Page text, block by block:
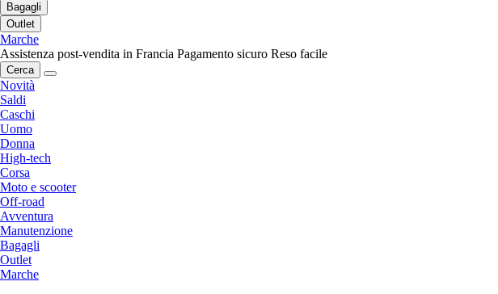
Bagagli
Outlet
Marche
Assistenza post-vendita in Francia Pagamento sicuro Reso facile
Cerca
Novità
Saldi
Caschi
Uomo
Donna
High-tech
Corsa
Moto e scooter
Off-road
Avventura
Manutenzione
Bagagli
Outlet
Marche